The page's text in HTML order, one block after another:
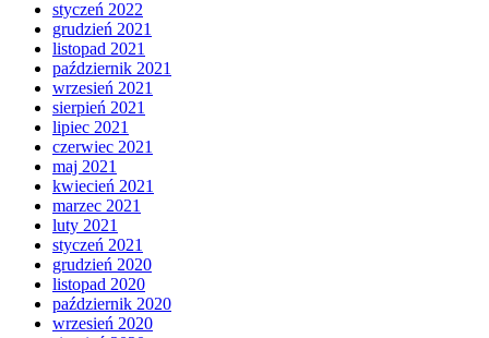
styczeń 2022
grudzień 2021
listopad 2021
październik 2021
wrzesień 2021
sierpień 2021
lipiec 2021
czerwiec 2021
maj 2021
kwiecień 2021
marzec 2021
luty 2021
styczeń 2021
grudzień 2020
listopad 2020
październik 2020
wrzesień 2020